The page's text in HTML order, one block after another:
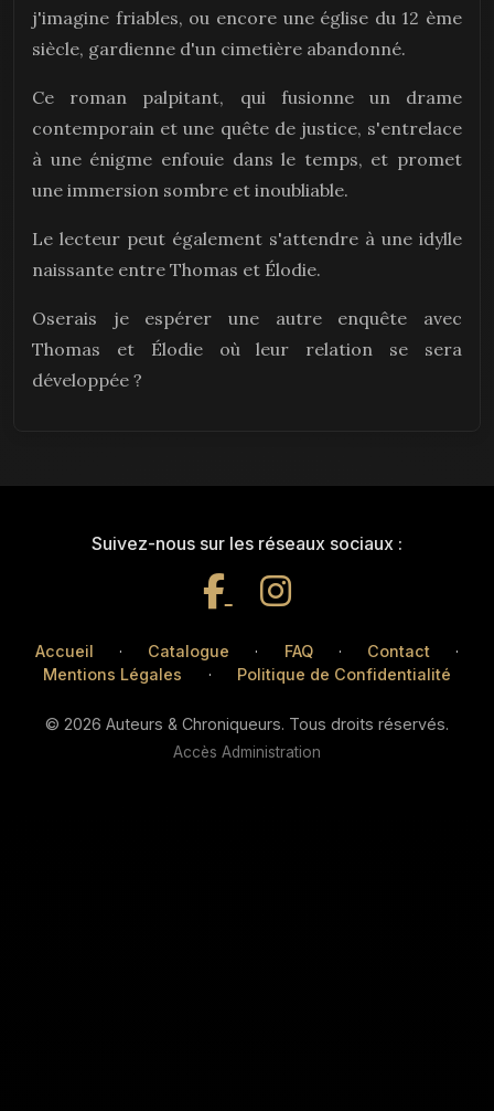
j'imagine friables, ou encore une église du 12 ème
siècle, gardienne d'un cimetière abandonné.
Ce roman palpitant, qui fusionne un drame
contemporain et une quête de justice, s'entrelace
à une énigme enfouie dans le temps, et promet
une immersion sombre et inoubliable.
Le lecteur peut également s'attendre à une idylle
naissante entre Thomas et Élodie.
Oserais je espérer une autre enquête avec
Thomas et Élodie où leur relation se sera
développée ?
Suivez-nous sur les réseaux sociaux :
Accueil · Catalogue · FAQ · Contact
·
Mentions Légales
· Politique de Confidentialité
© 2026 Auteurs & Chroniqueurs. Tous droits réservés.
Accès Administration